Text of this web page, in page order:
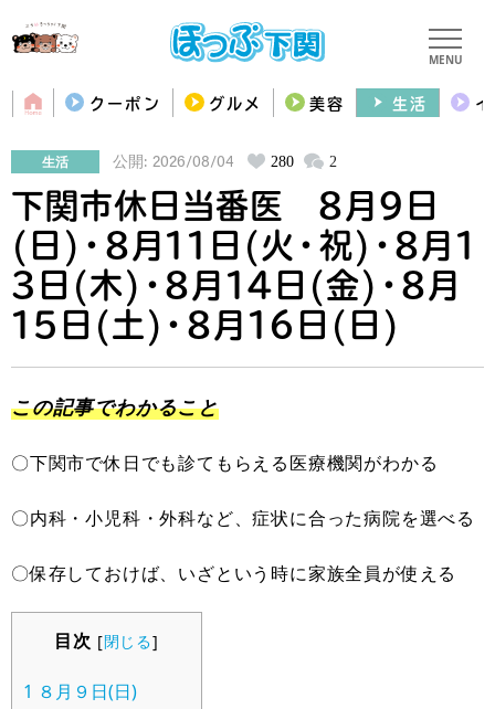
MENU
クーポン グルメ 美容 生活
生活 公開: 2026/08/04 280 2
下関市休日当番医 ８月９日
(日)・８月１１日(火・祝)・８月１
３日(木)・８月１４日(金)・８月
１５日(土)・８月１６日(日)
この記事でわかること
〇下関市で休日でも診てもらえる医療機関がわかる
〇内科・小児科・外科など、症状に合った病院を選べる
〇保存しておけば、いざという時に家族全員が使える
目次 [閉じる]
1 ８月９日(日)